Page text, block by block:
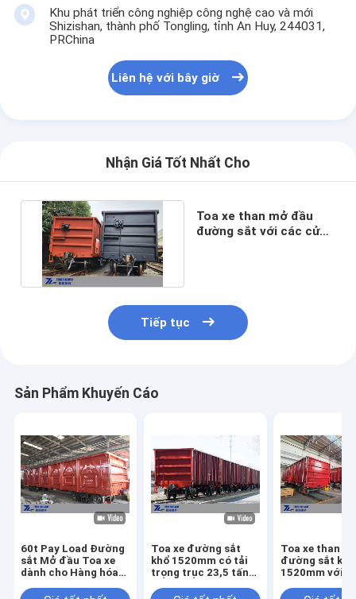
Khu phát triển công nghiệp công nghệ cao và mới
Shizishan, thành phố Tongling, tỉnh An Huy, 244031,
PRChina
Liên hệ với bây giờ
Nhận Giá Tốt Nhất Cho
Toa xe than mở đầu
đường sắt với các cửa
Tiếp tục
Sản Phẩm Khuyến Cáo
60t Pay Load Đường
sắt Mở đầu Toa xe
dành cho Hàng hóa
chuẩn UIC
Toa xe đường sắt
khổ 1520mm có tải
trọng trục 23,5 tấn
Toa xe than
đường sắt khổ
1520mm với
đa 120km/H.